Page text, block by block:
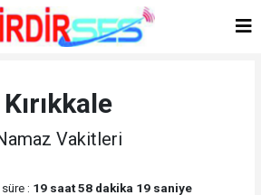
Kırıkkale
Vakitleri
: 19 saat 58 dakika 19 saniye